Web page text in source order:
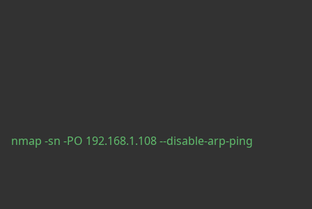
nmap -sn -PO 192.168.1.108 --disable-arp-ping